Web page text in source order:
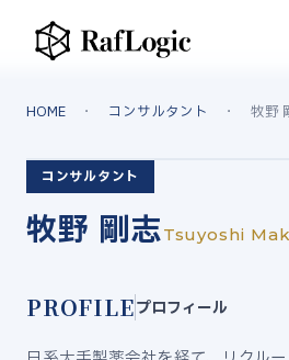
HOME ・ コンサルタント ・ 牧野
コンサルタント
牧野 剛志Tsuyoshi
PROFILEプロフィール